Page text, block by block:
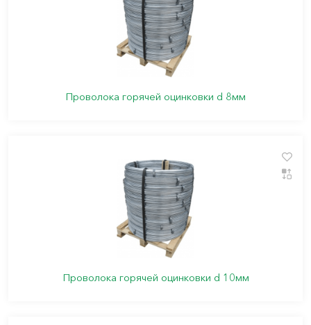
Проволока горячей оцинковки d 8мм
Проволока горячей оцинковки d 10мм